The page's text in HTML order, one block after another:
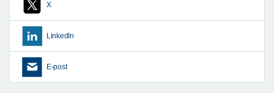
X
LinkedIn
E-post